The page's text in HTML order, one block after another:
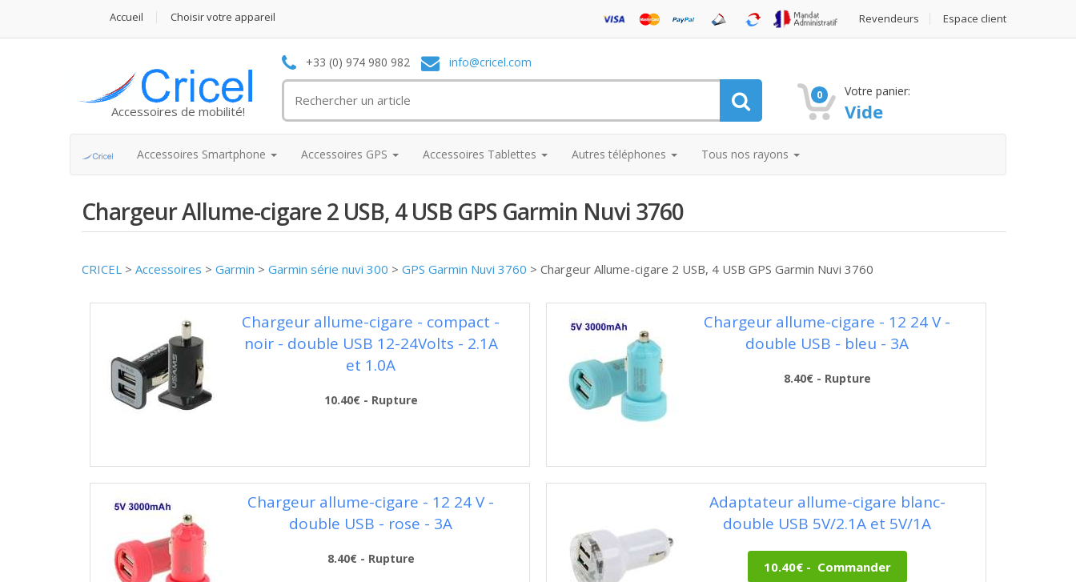
Accueil Choisir votre appareil Revendeurs Espace client
Accessoires de mobilité!
+33 (0) 974 980 982 info@cricel.com
0 Votre panier:
Vide
Accessoires Smartphone Accessoires GPS Accessoires Tablettes Autres téléphones Tous nos rayons
Chargeur Allume-cigare 2 USB, 4 USB GPS Garmin Nuvi 3760
CRICEL > Accessoires > Garmin > Garmin série nuvi 300 > GPS Garmin Nuvi 3760 > Chargeur Allume-cigare 2 USB, 4 USB GPS Garmin Nuvi 3760
Chargeur allume-cigare - compact -
noir - double USB 12-24Volts - 2.1A
et 1.0A
10.40€ - Rupture
Chargeur allume-cigare - 12 24 V -
double USB - bleu - 3A
8.40€ - Rupture
Chargeur allume-cigare - 12 24 V -
double USB - rose - 3A
8.40€ - Rupture
Adaptateur allume-cigare blanc-
double USB 5V/2.1A et 5V/1A